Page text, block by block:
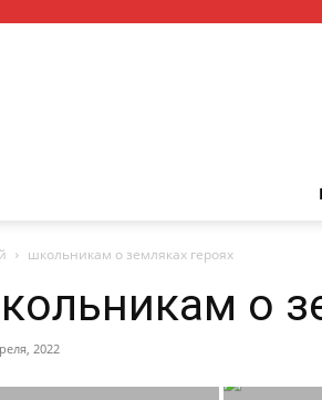
школьникам о земляках героях
о
2022